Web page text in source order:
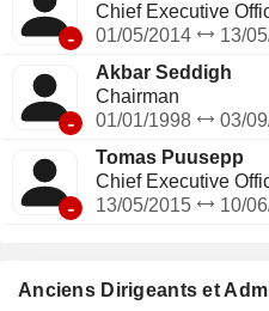
Anciens Dirigeants et
-
Chief Executive
01/05/2014
13/
-
Akbar Seddigh
Chairman
01/01/1998
03/
-
Tomas Puusepp
Chief Executive
13/05/2015
10/